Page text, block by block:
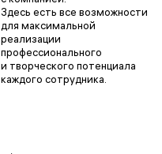
Здесь есть все возможности
для максимальной
реализации
профессионального
и творческого потенциала
каждого сотрудника.